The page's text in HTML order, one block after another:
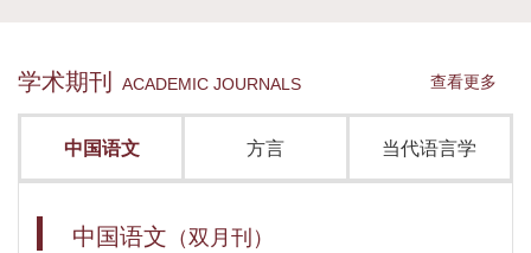
学术期刊 ACADEMIC JOURNALS 查看更多
中国语文 方言 当代语言学
中国语文 （双月刊）